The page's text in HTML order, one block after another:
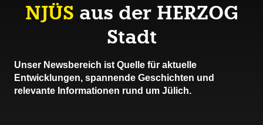
NJÜS aus der HERZOG
Stadt
Unser Newsbereich ist Quelle für aktuelle
Entwicklungen, spannende Geschichten und
relevante Informationen rund um Jülich.